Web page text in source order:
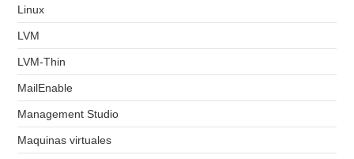
Linux
LVM
LVM-Thin
MailEnable
Management Studio
Maquinas virtuales